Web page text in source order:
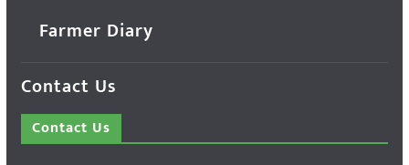
Farmer Diary
Contact Us
Contact Us